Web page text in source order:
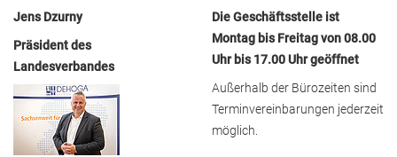
Jens Dzurny
Präsident des
Landesverbandes
Die Geschäftsstelle ist
Montag bis Freitag von 08.00
Uhr bis 17.00 Uhr geöffnet
Außerhalb der Bürozeiten sind
Terminvereinbarungen jederzeit
möglich.